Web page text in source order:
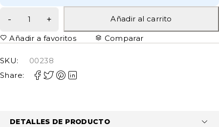
Añadir al carrito
Añadir a favoritos Comparar
SKU:
00238
Share:
DETALLES DE PRODUCTO